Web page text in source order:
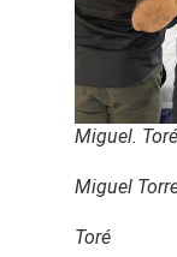
Miguel.
Miguel
Toré